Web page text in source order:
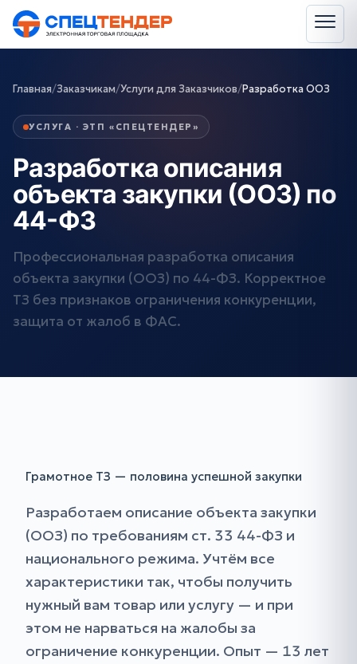
Главная/Заказчикам/Услуги для Заказчиков/Разработка ООЗ
УСЛУГА · ЭТП «СПЕЦТЕНДЕР»
Разработка описания
объекта закупки (ООЗ) по
44-ФЗ
Профессиональная разработка описания
объекта закупки (ООЗ) по 44-ФЗ. Корректное
ТЗ без признаков ограничения конкуренции,
защита от жалоб в ФАС.
Грамотное ТЗ — половина успешной закупки
Разработаем описание объекта закупки
(ООЗ) по требованиям ст. 33 44-ФЗ и
национального режима. Учтём все
характеристики так, чтобы получить
нужный вам товар или услугу — и при
этом не нарваться на жалобы за
ограничение конкуренции. Опыт — 13 лет